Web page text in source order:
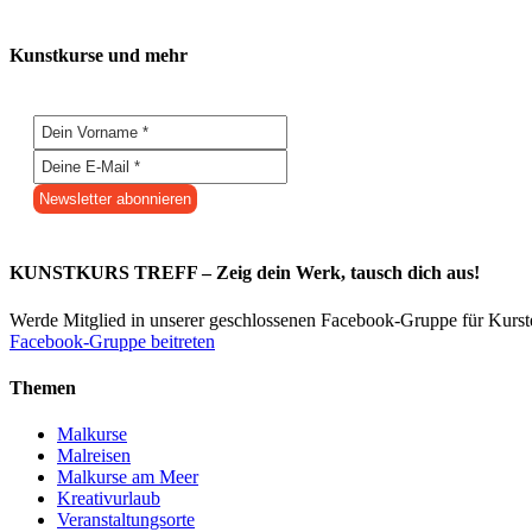
Kunstkurse und mehr
KUNSTKURS TREFF – Zeig dein Werk, tausch dich aus!
Werde Mitglied in unserer geschlossenen Facebook-Gruppe für
Facebook-Gruppe beitreten
Themen
Malkurse
Malreisen
Malkurse am Meer
Kreativurlaub
Veranstaltungsorte